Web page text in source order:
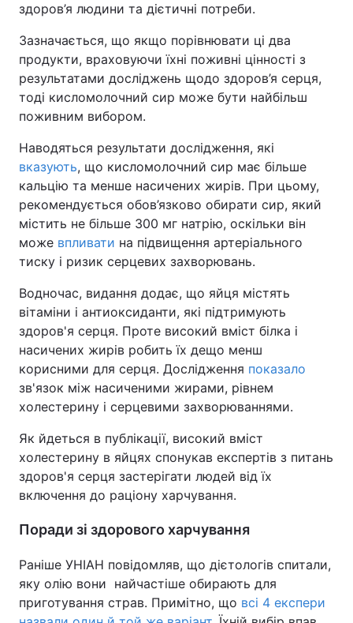
здоров’я людини та дієтичні потреби.
Зазначається, що якщо порівнювати ці два
продукти, враховуючи їхні поживні цінності з
результатами досліджень щодо здоров’я серця,
тоді кисломолочний сир може бути найбільш
поживним вибором.
Наводяться результати дослідження, які
вказують, що кисломолочний сир має більше
кальцію та менше насичених жирів. При цьому,
рекомендується обов’язково обирати сир, який
містить не більше 300 мг натрію, оскільки він
може впливати на підвищення артеріального
тиску і ризик серцевих захворювань.
Водночас, видання додає, що яйця містять
вітаміни і антиоксиданти, які підтримують
здоров'я серця. Проте високий вміст білка і
насичених жирів робить їх дещо менш
корисними для серця. Дослідження показало
зв'язок між насиченими жирами, рівнем
холестерину і серцевими захворюваннями.
Як йдеться в публікації, високий вміст
холестерину в яйцях спонукав експертів з питань
здоров'я серця застерігати людей від їх
включення до раціону харчування.
Поради зі здорового харчування
Раніше УНІАН повідомляв, що дієтологів спитали,
яку олію вони найчастіше обирають для
приготування страв. Примітно, що всі 4 експери